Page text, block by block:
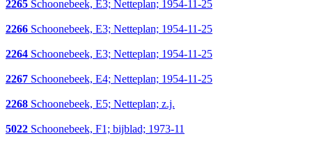
2265 Schoonebeek, E3; Netteplan; 1954-11-25
2266 Schoonebeek, E3; Netteplan; 1954-11-25
2264 Schoonebeek, E3; Netteplan; 1954-11-25
2267 Schoonebeek, E4; Netteplan; 1954-11-25
2268 Schoonebeek, E5; Netteplan; z.j.
5022 Schoonebeek, F1; bijblad; 1973-11